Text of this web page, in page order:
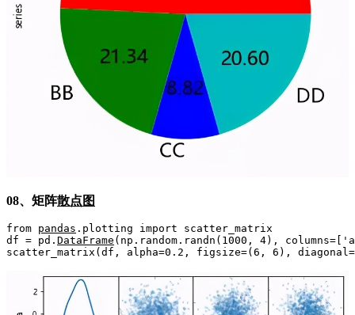
08、矩阵散点图
from pandas .plotting import scatter_matrix
df = pd. DataFrame (np.random.randn(1000, 4),
scatter_matrix(df, alpha=0.2, figsize=(6, 6),